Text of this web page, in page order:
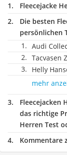
Fleecejacke
Die besten
persönlichen
Audi
Tacvasen
Helly
mehr
Fleecejacken
das richtige
Herren Test
Kommentare